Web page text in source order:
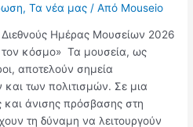
,Τα νέα μας / Από Mouseio
Ημέρας Μουσείων 2026
τον κόσμο» Τα μουσεία, ως
αποτελούν σημεία
των πολιτισμών. Σε μια
άνισης πρόσβασης στη
τη δύναμη να λειτουργούν